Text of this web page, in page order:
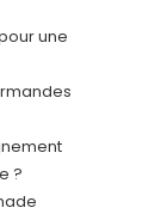
une
?